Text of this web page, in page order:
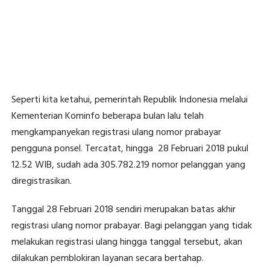
Seperti kita ketahui, pemerintah Republik Indonesia melalui
Kementerian Kominfo beberapa bulan lalu telah
mengkampanyekan registrasi ulang nomor prabayar
pengguna ponsel. Tercatat, hingga 28 Februari 2018 pukul
12.52 WIB, sudah ada 305.782.219 nomor pelanggan yang
diregistrasikan.
Tanggal 28 Februari 2018 sendiri merupakan batas akhir
registrasi ulang nomor prabayar. Bagi pelanggan yang tidak
melakukan registrasi ulang hingga tanggal tersebut, akan
dilakukan pemblokiran layanan secara bertahap.